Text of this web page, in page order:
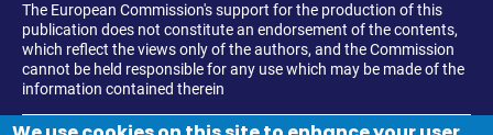
The European Commission's support for the production of this
publication does not constitute an endorsement of the contents,
which reflect the views only of the authors, and the Commission
cannot be held responsible for any use which may be made of the
information contained therein